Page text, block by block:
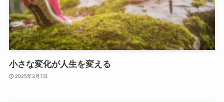
小さな変化が人生を変える
2025年3月7日